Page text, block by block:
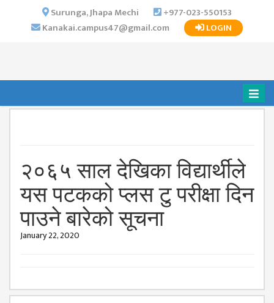
INSTITUTIONAL
MAJOR
STRATEGIES
ORGANIZATIONAL
STRUCTURE
ACTIVITIES &
CHALLENGES
Surunga, Jhapa Mechi
+977-023-550153
Kanakai.campus47@gmail.com
LOGIN
२०६५ साल देखिका विद्यार्थीले
यस पटकको प्लस टु परीक्षा दिन
पाउने बारेको सूचना
January 22, 2020